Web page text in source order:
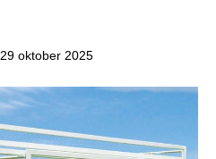
29 oktober 2025